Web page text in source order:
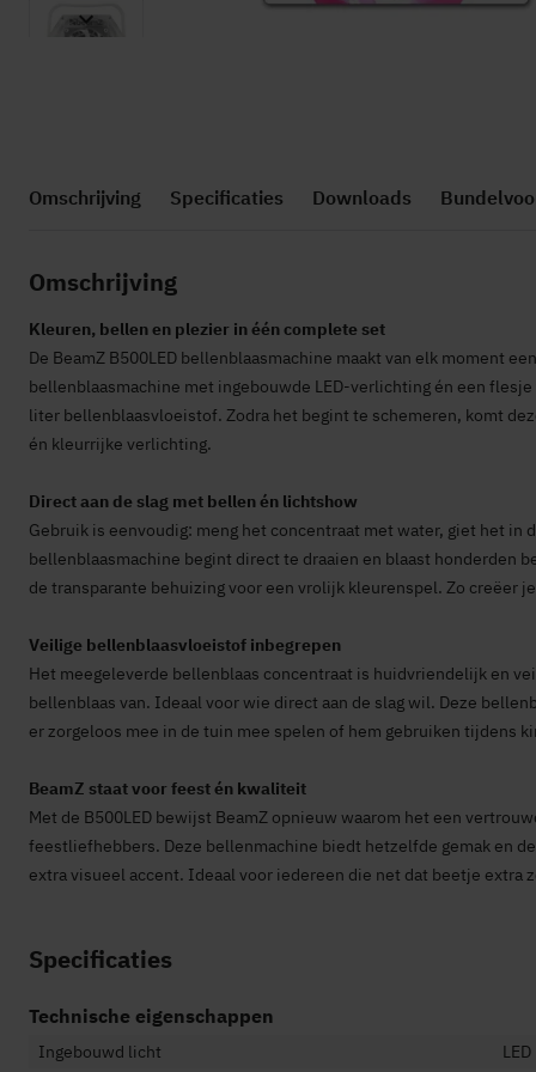
begin
afbeeldingen-
gallerij
Omschrijving Specificaties Downloads
Omschrijving
Kleuren, bellen en plezier in één complete set
De BeamZ B500LED bellenblaasmachine maakt van elk moment
bellenblaasmachine met ingebouwde LED-verlichting én een
liter bellenblaasvloeistof. Zodra het begint te schemeren, komt
én kleurrijke verlichting.
Direct aan de slag met bellen én lichtshow
Gebruik is eenvoudig: meng het concentraat met water, giet het in
bellenblaasmachine begint direct te draaien en blaast honderden
de transparante behuizing voor een vrolijk kleurenspel. Zo creëer
Veilige bellenblaasvloeistof inbegrepen
Het meegeleverde bellenblaas concentraat is huidvriendelijk en
bellenblaas van. Ideaal voor wie direct aan de slag wil. Deze
er zorgeloos mee in de tuin mee spelen of hem gebruiken tijdens
BeamZ staat voor feest én kwaliteit
Met de B500LED bewijst BeamZ opnieuw waarom het een
feestliefhebbers. Deze bellenmachine biedt hetzelfde gemak en
extra visueel accent. Ideaal voor iedereen die net dat beetje extra
Specificaties
Technische eigenschappen
Ingebouwd licht
LED